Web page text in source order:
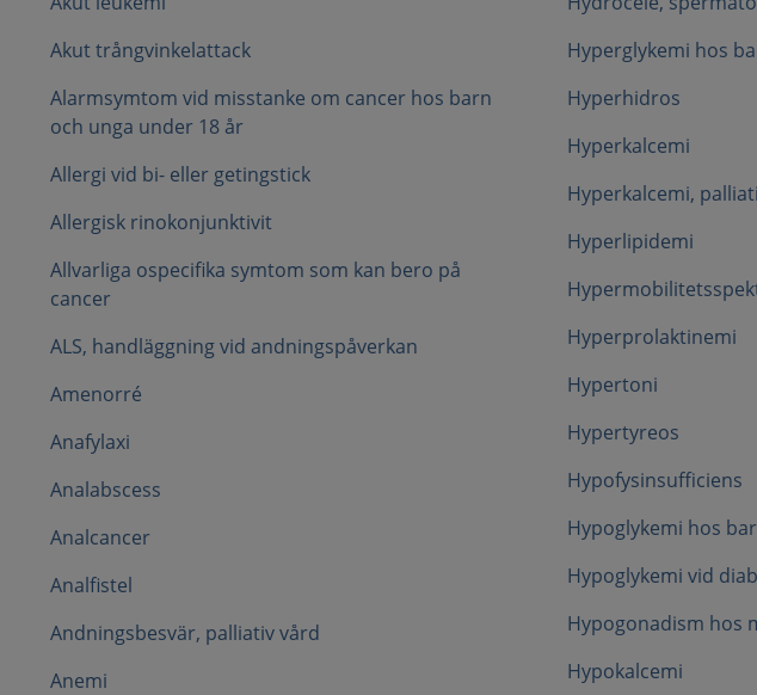
Akut trångvinkelattack
Alarmsymtom vid misstanke om cancer hos barn
och unga under 18 år
Allergi vid bi- eller getingstick
Allergisk rinokonjunktivit
Allvarliga ospecifika symtom som kan bero på
cancer
ALS, handläggning vid andningspåverkan
Amenorré
Anafylaxi
Analabscess
Analcancer
Analfistel
Andningsbesvär, palliativ vård
Anemi
Hyperglykemi hos
Hyperhidros
Hyperkalcemi
Hyperkalcemi,
Hyperlipidemi
Hyperprolaktinemi
Hypertoni
Hypertyreos
Hypofysinsufficiens
Hypoglykemi hos
Hypoglykemi vid
Hypogonadism hos
Hypokalcemi